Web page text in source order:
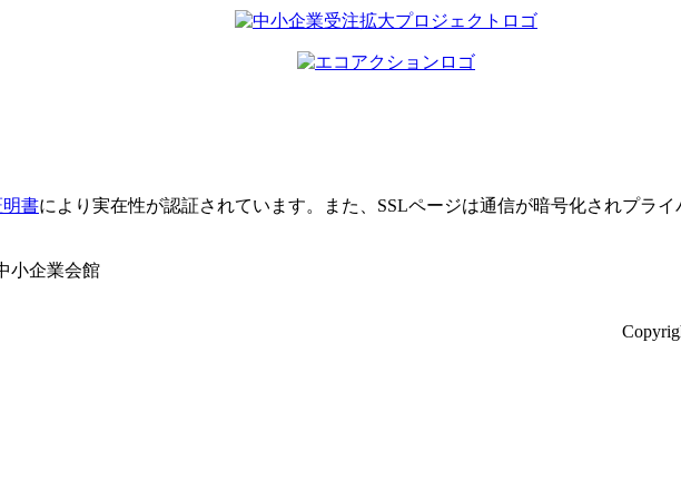
書により実在性が認証されています。また、SSLページは通信が暗号化されプライ
小企業会館